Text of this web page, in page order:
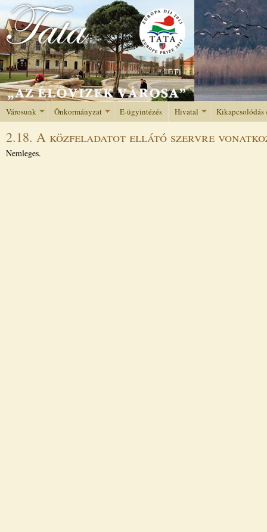
Jump to navigation
Városunk Önkormányzat E-ügyintézés Hivatal Kikapcsolódás
2.18. A közfeladatot ellátó szervre
Nemleges.